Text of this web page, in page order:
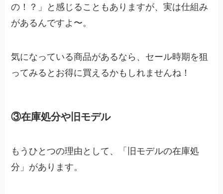
の！？」と感じることもありますが、実は仕組み
があるんですよ〜。
気になっている商品があるなら、セール時期を狙
ってみるとお得に買えるかもしれませんね！
③在庫処分や旧モデル
もうひとつの理由として、「旧モデルの在庫処
分」があります。